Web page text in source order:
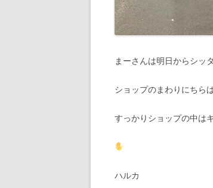
まーさんは明日からシッ
ショップのまわりにちら
すっかりショップの中は
ハルカ